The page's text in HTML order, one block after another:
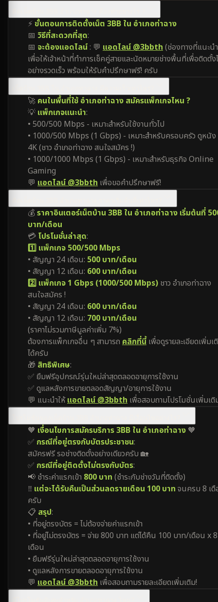
⚡ ขั้นตอนการติดตั้งเน็ต 3BB ใน อำเภอท่าฉาง
📅 วิธีที่สะดวกที่สุด:
📅 จะต้องแอดไลน์: 💬 แอดไลน์ @3bbth (ช่องทางที่แนะน
เพื่อให้เจ้าหน้าที่ทำการเช็คคู่สายและนัดหมายช่างพื้นที่เพื่อติดตั้ง
อย่างรวดเร็ว พร้อมให้รับคำปรึกษาฟรี! ครับ
🚀 คนในพื้นที่ใช้ อำเภอท่าฉาง สมัครแพ็กเกจไหน ?
💡 แพ็กเกจแนะนำ:
• 500/500 Mbps - เหมาะสำหรับใช้งานทั่วไป
• 1000/500 Mbps (1 Gbps) - เหมาะสำหรับครอบครัว ดูหนัง
4K (ชาว อำเภอท่าฉาง สนใจสมัคร !)
• 1000/1000 Mbps (1 Gbps) - เหมาะสำหรับธุรกิจ Online
Gaming
💬 แอดไลน์ @3bbth เพื่อขอคำปรึกษาฟรี!
💰ราคาอินเตอร์เน็ตบ้าน 3BB ใน อำเภอท่าฉาง เริ่มต้นที่
บาท/เดือน
💳 โปรโมชั่นล่าสุด:
1️⃣ แพ็กเกจ 500/500 Mbps
• สัญญา 24 เดือน: 500 บาท/เดือน
• สัญญา 12 เดือน: 600 บาท/เดือน
2️⃣ แพ็กเกจ 1 Gbps (1000/500 Mbps) ชาว อำเภอท่าฉาง
สนใจสมัคร !
• สัญญา 24 เดือน: 600 บาท/เดือน
• สัญญา 12 เดือน: 700 บาท/เดือน
(ราคาไม่รวมภาษีมูลค่าเพิ่ม 7%)
ต้องการแพ็กเกจอื่น ๆ สามารถ คลิกที่นี้เพื่อดูรายละเอียดเพิ่มเ
ได้ครับ
🎁 สิทธิพิเศษ:
✅ ยืมฟรีอุปกรณ์รุ่นใหม่ล่าสุดตลอดอายุการใช้งาน
✅ ดูแลหลังการขายตลอดสัญญา/อายุการใช้งาน
💬 แนะนำให้แอดไลน์ @3bbth เพื่อสอบถามโปรโมชั่นเพิ่มเติ
🧡 เงื่อนไขการสมัครบริการ 3BB ใน อำเภอท่าฉาง 🧡
✅ กรณีที่อยู่ตรงกับบัตรประชาชน:
สมัครฟรี รอช่างติดตั้งอย่างเดียวครับ 🏡
✅ กรณีที่อยู่ติดตั้งไม่ตรงกับบัตร:
📢 ชำระค่าแรกเข้า 800 บาท (ชำระกับช่างวันที่ติดตั้ง)
‼️ แต่จะได้รับคืนเป็นส่วนลดรายเดือน 100 บาท จนครบ 8 เ
ครับ
📋 สรุป:
• ที่อยู่ตรงบัตร = ไม่ต้องจ่ายค่าแรกเข้า
• ที่อยู่ไม่ตรงบัตร = จ่าย 800 บาท แต่ได้คืน 100 บาท/เดือน x 8
เดือน
• ยืมฟรีรุ่นใหม่ล่าสุดตลอดอายุการใช้งาน
• ดูแลหลังการขายตลอดอายุการใช้งาน
💬 แอดไลน์ @3bbth เพื่อสอบถามรายละเอียดเพิ่มเติม!